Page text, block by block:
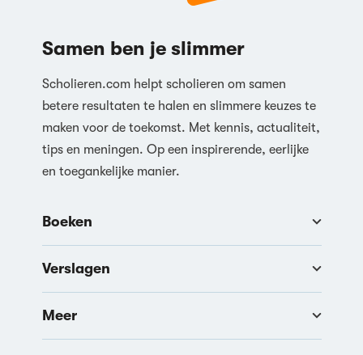
Samen ben je slimmer
Scholieren.com helpt scholieren om samen
betere resultaten te halen en slimmere keuzes te
maken voor de toekomst. Met kennis, actualiteit,
tips en meningen. Op een inspirerende, eerlijke
en toegankelijke manier.
Boeken
Verslagen
Meer